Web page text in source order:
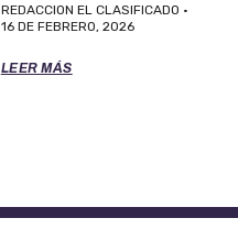
REDACCION EL CLASIFICADO
16 DE FEBRERO, 2026
LEER MÁS